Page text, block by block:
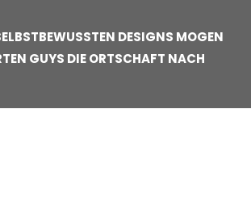
DESIGNS MOGEN
GUYS DIE ORTSCHAFT NACH